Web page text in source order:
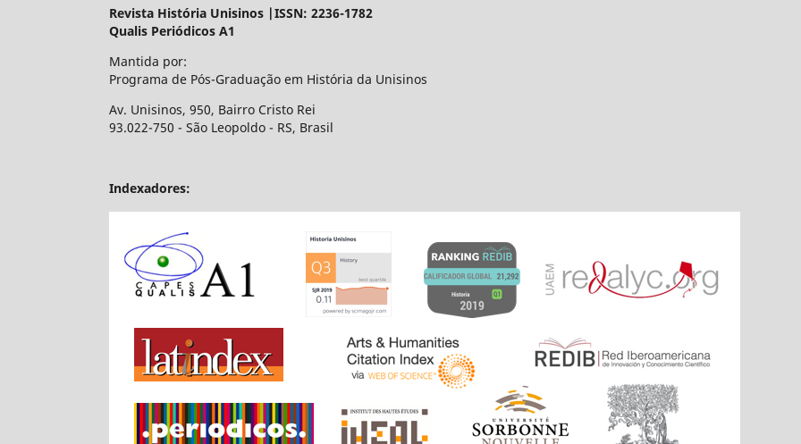
Revista História Unisinos |ISSN: 2236-1782
Qualis Periódicos A1
Mantida por:
Programa de Pós-Graduação em História da Unisinos
Av. Unisinos, 950, Bairro Cristo Rei
93.022-750 - São Leopoldo - RS, Brasil
Indexadores: